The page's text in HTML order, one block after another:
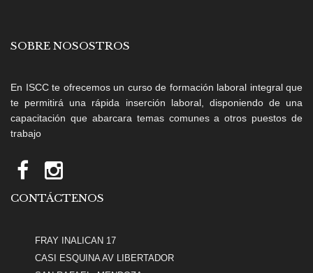
SOBRE NOSOSTROS
En ISCC te ofrecemos un curso de formación laboral integral que
te permitirá una rápida inserción laboral, disponiendo de una
capacitación que abarcara temas comunes a otros puestos de
trabajo
CONTÁCTENOS
FRAY INALICAN 17
CASI ESQUINA AV LIBERTADOR